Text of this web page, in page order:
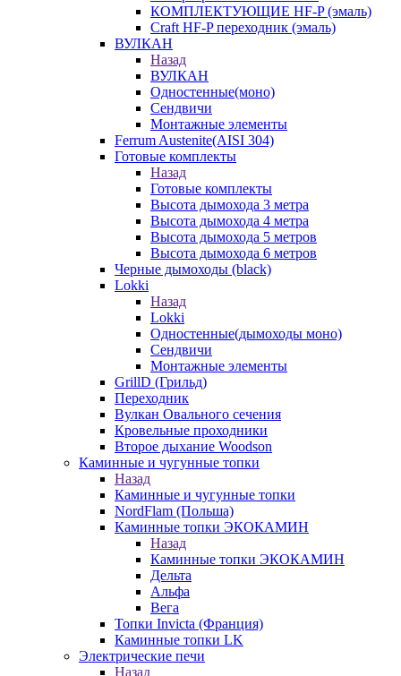
КОМПЛЕКТУЮЩИЕ HF-P (эмаль)
Craft HF-P переходник (эмаль)
ВУЛКАН
Назад
ВУЛКАН
Одностенные(моно)
Сендвичи
Монтажные элементы
Ferrum Austenite(AISI 304)
Готовые комплекты
Назад
Готовые комплекты
Высота дымохода 3 метра
Высота дымохода 4 метра
Высота дымохода 5 метров
Высота дымохода 6 метров
Черные дымоходы (black)
Lokki
Назад
Lokki
Одностенные(дымоходы моно)
Сендвичи
Монтажные элементы
GrillD (Грильд)
Переходник
Вулкан Овального сечения
Кровельные проходники
Второе дыхание Woodson
Каминные и чугунные топки
Назад
Каминные и чугунные топки
NordFlam (Польша)
Каминные топки ЭКОКАМИН
Назад
Каминные топки ЭКОКАМИН
Дельта
Альфа
Вега
Топки Invicta (Франция)
Каминные топки LK
Электрические печи
Назад